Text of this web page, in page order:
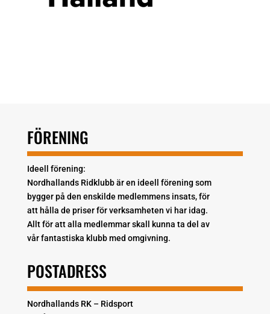
FÖRENING
Ideell förening:
Nordhallands Ridklubb är en ideell förening som
bygger på den enskilde medlemmens insats, för
att hålla de priser för verksamheten vi har idag.
Allt för att alla medlemmar skall kunna ta del av
vår fantastiska klubb med omgivning.
POSTADRESS
Nordhallands RK – Ridsport